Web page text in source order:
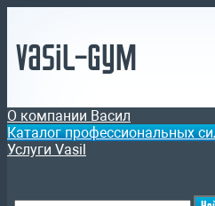
Vasil-Gym
О компании Васил
Каталог профессиональных
Услуги Vasil